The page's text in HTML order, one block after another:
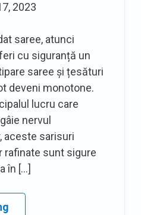
2023
saree, atunci
cu siguranță un
saree și țesături
deveni monotone.
lucru care
nervul
aceste sarisuri
rafinate sunt sigure
în […]
Diferite